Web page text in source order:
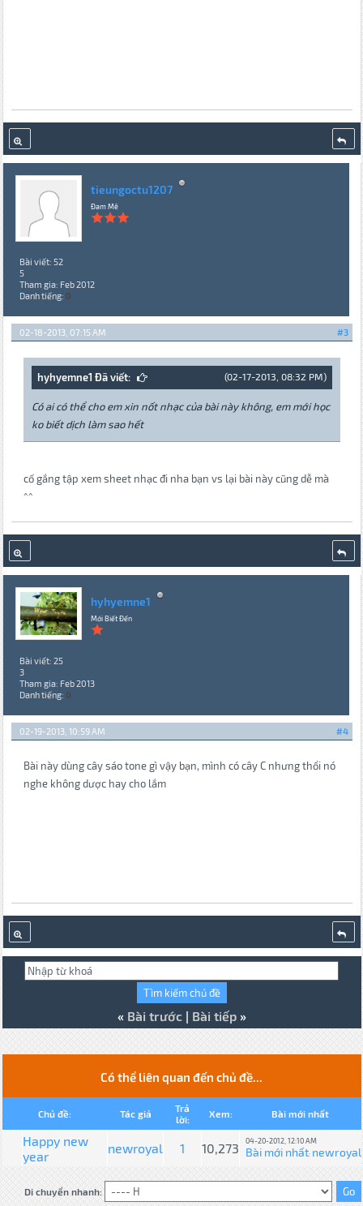
tieungoctu1207
Đam Mê
Bài viết: 52
5
Tham gia: Feb 2012
Danh tiếng: 0
#3
02-18-2013, 07:15 AM
(02-17-2013, 08:32 PM)
hyhyemne1 Đã viết:
Có ai có thể cho em xin nốt nhạc của bài này không, em mới học
ko biết dịch làm sao hết
cố gắng tập xem sheet nhạc đi nha bạn vs lại bài này cũng dễ mà
^^
hyhyemne1
Mới Biết Đến
Bài viết: 25
3
Tham gia: Feb 2013
Danh tiếng: 0
#4
02-19-2013, 10:59 AM
Bài này dùng cây sáo tone gì vậy bạn, mình có cây C nhưng thổi nó
nghe không dược hay cho lắm
« Bài trước| Bài tiếp»
Có thể liên quan đến chủ đề...
Chủ đề: Tác giả
Trả
lời:
Xem: Bài mới nhất
Happy new
year
newroyal 1 10,273 04-20-2012, 12:10 AM
Bài mới nhất: newroyal
Di chuyển nhanh: